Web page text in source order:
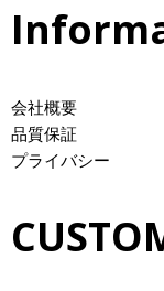
会社概要
品質保証
プライバシー